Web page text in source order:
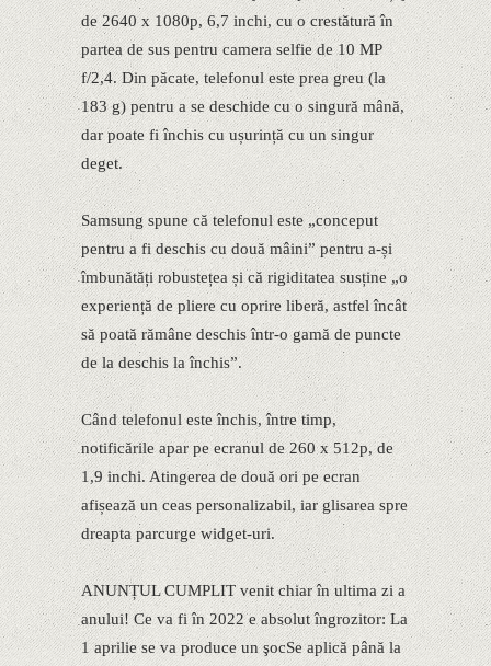
de 2640 x 1080p, 6,7 inchi, cu o crestătură în
partea de sus pentru camera selfie de 10 MP
f/2,4. Din păcate, telefonul este prea greu (la
183 g) pentru a se deschide cu o singură mână,
dar poate fi închis cu ușurință cu un singur
deget.
Samsung spune că telefonul este „conceput
pentru a fi deschis cu două mâini” pentru a-și
îmbunătăți robustețea și că rigiditatea susține „o
experiență de pliere cu oprire liberă, astfel încât
să poată rămâne deschis într-o gamă de puncte
de la deschis la închis”.
Când telefonul este închis, între timp,
notificările apar pe ecranul de 260 x 512p, de
1,9 inchi. Atingerea de două ori pe ecran
afișează un ceas personalizabil, iar glisarea spre
dreapta parcurge widget-uri.
ANUNȚUL CUMPLIT venit chiar în ultima zi a
anului! Ce va fi în 2022 e absolut îngrozitor: La
1 aprilie se va produce un şocSe aplică până la